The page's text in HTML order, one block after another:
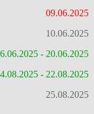
09.06.2025
10.06.2025
- 20.06.2025
- 22.08.2025
25.08.2025